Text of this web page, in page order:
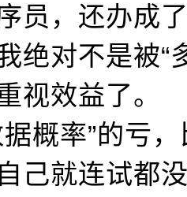
员，还办成
绝对不是被“
视效益了。
据概率”的亏
己就连试都